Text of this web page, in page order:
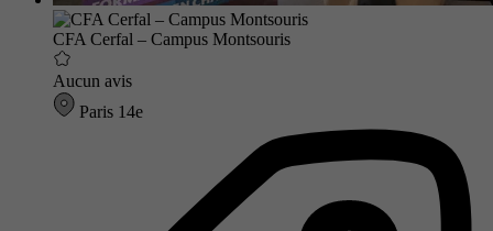
CFA Cerfal – Campus Montsouris
Aucun avis
Paris 14e